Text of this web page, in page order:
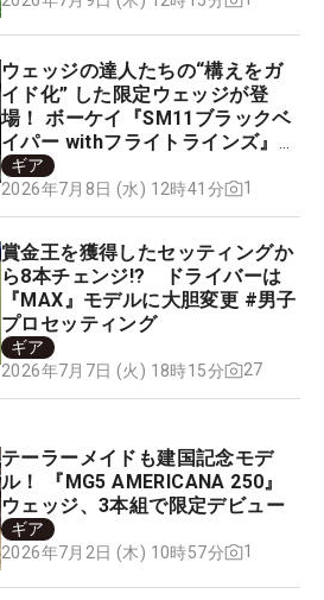
ウェッジの達人たちの“構えをガ
イド化” した限定ウェッジが登
場！ ボーケイ『SM11ブラックベ
イパー withフライトラインズ』を
【構えてみた】
ギア
2026年7月8日 (水) 12時41分
1
賞金王を獲得したセッティングか
ら8本チェンジ!? ドライバーは
『MAX』モデルに大胆変更 #男子
プロセッティング
ギア
2026年7月7日 (火) 18時15分
27
テーラーメイドも建国記念モデ
ル！ 『MG5 AMERICANA 250』
ウェッジ、3本組で限定デビュー
ギア
2026年7月2日 (木) 10時57分
1